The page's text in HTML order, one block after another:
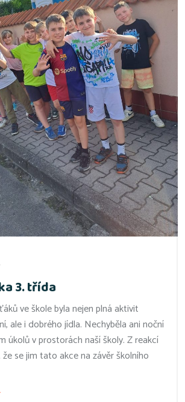
3. třída
ve škole byla nejen plná aktivit
ale i dobrého jídla. Nechyběla ani noční
úkolů v prostorách naší školy. Z reakcí
se jim tato akce na závěr školního